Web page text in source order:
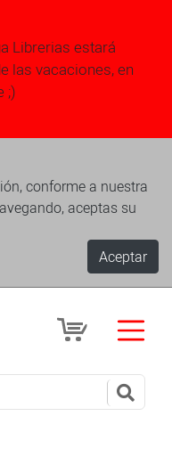
Librerias estará
las vacaciones, en
;)
conforme a nuestra
aceptas su
Aceptar